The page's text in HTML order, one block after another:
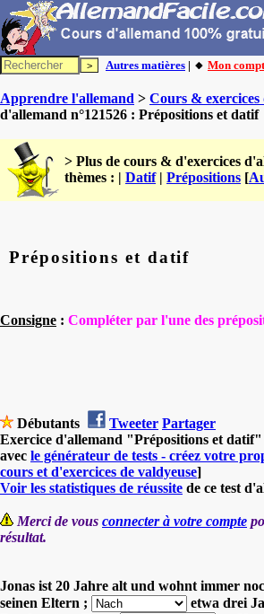
Autres matières | 🔸 Mon
Apprendre l'allemand > Cours & exercices
d'allemand n°121526 : Prépositions et datif
> Plus de cours & d'exercices
thèmes : | Datif| Prépositions [
Prépositions et datif
Consigne : Compléter par l'une des
Débutants Tweeter Partager
Exercice d'allemand "Prépositions et
avec le générateur de tests - créez votre
cours et d'exercices de valdyeuse]
Voir les statistiques de réussite de ce test
Merci de vous connecter à votre compte
résultat.
Jonas ist 20 Jahre alt und wohnt immer
seinen Eltern ;
etwa drei